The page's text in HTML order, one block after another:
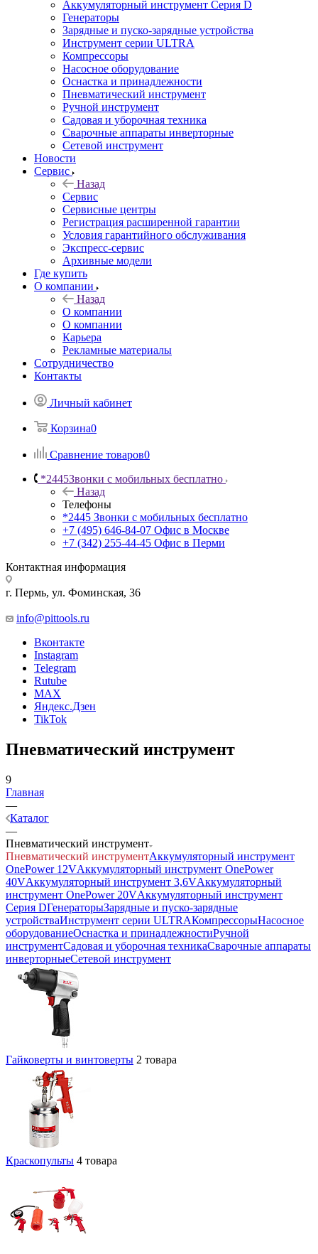
Аккумуляторный инструмент Серия D
Генераторы
Зарядные и пуско-зарядные устройства
Инструмент серии ULTRA
Компрессоры
Насосное оборудование
Оснастка и принадлежности
Пневматический инструмент
Ручной инструмент
Садовая и уборочная техника
Сварочные аппараты инверторные
Сетевой инструмент
Новости
Сервис
Назад
Сервис
Сервисные центры
Регистрация расширенной гарантии
Условия гарантийного обслуживания
Экспресс-сервис
Архивные модели
Где купить
О компании
Назад
О компании
О компании
Карьера
Рекламные материалы
Сотрудничество
Контакты
Личный кабинет
Корзина0
Сравнение товаров0
*2445Звонки с мобильных бесплатно
Назад
Телефоны
*2445 Звонки с мобильных бесплатно
+7 (495) 646-84-07 Офис в Москве
+7 (342) 255-44-45 Офис в Перми
Контактная информация
г. Пермь, ул. Фоминская, 36
info@pittools.ru
Вконтакте
Instagram
Telegram
Rutube
MAX
Яндекс.Дзен
TikTok
Пневматический инструмент
9
Главная
—
Каталог
—
Пневматический инструмент
Пневматический инструментАккумуляторный инструмент
OnePower 12VАккумуляторный инструмент OnePower
40VАккумуляторный инструмент 3,6VАккумуляторный
инструмент OnePower 20VАккумуляторный инструмент
Серия DГенераторыЗарядные и пуско-зарядные
устройстваИнструмент серии ULTRAКомпрессорыНасосное
оборудованиеОснастка и принадлежностиРучной
инструментСадовая и уборочная техникаСварочные аппараты
инверторныеСетевой инструмент
Гайковерты и винтоверты 2 товара
Краскопульты 4 товара